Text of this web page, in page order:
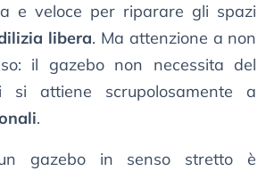
e veloce per riparare gli spazi
libera. Ma attenzione a non
il gazebo non necessita del
attiene scrupolosamente a
.
gazebo in senso stretto è